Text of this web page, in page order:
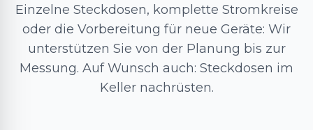
Einzelne Steckdosen, komplette Stromkreise
oder die Vorbereitung für neue Geräte: Wir
unterstützen Sie von der Planung bis zur
Messung. Auf Wunsch auch: Steckdosen im
Keller nachrüsten.